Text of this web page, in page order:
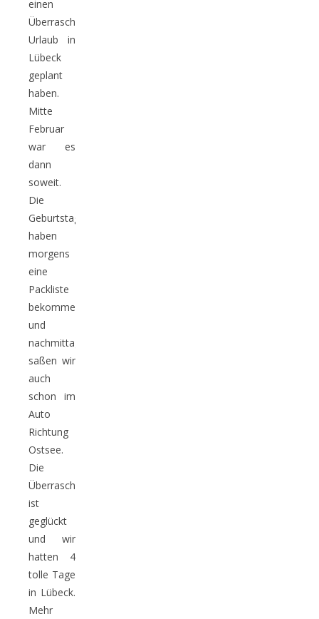
einen
Überraschungs-
Urlaub in
Lübeck
geplant
haben.
Mitte
Februar
war es
dann
soweit.
Die
Geburtstagskinder
haben
morgens
eine
Packliste
bekommen
und
nachmittags
saßen wir
auch
schon im
Auto
Richtung
Ostsee.
Die
Überraschung
ist
geglückt
und wir
hatten 4
tolle Tage
in Lübeck.
Mehr